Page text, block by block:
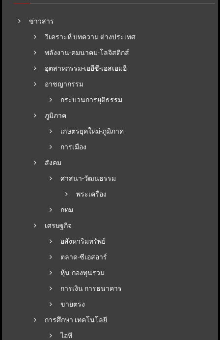
ข่าวสาร
วิเคราะห์ บทความ ต่างประเทศ
พลังงาน-คมนาคม-โลจิสติกส์
อุตสาหกรรม-เออีซี-เอสเอมอี
อาชญากรรม
กระบวนการยุติธรรม
ภูมิภาค
เกษตรยุคใหม่-ภูมิภาค
การเมือง
สังคม
ศาสนา-วัฒนธรรม
พระเครื่อง
กทม
เศรษฐกิจ
อสังหาริมทรัพย์
ตลาด-ซีเอสอาร์
หุ้น-กองทุนรวม
การเงิน การธนาคาร
ขายตรง
การศึกษา เทคโนโลยี
ไอที